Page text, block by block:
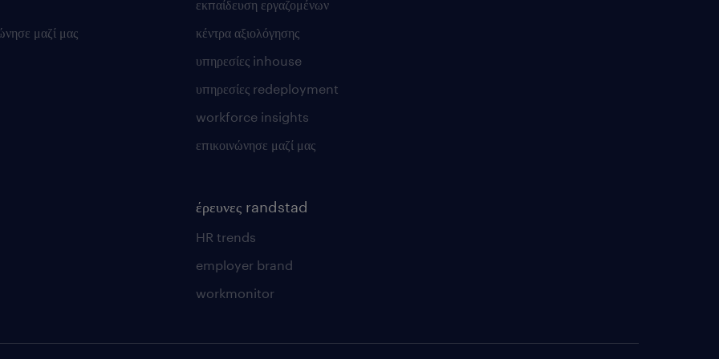
μαζί μας
εκπαίδευση εργαζομένων
κέντρα αξιολόγησης
υπηρεσίες inhouse
υπηρεσίες redeployment
workforce insights
επικοινώνησε μαζί μας
έρευνες randstad
HR trends
employer brand
workmonitor